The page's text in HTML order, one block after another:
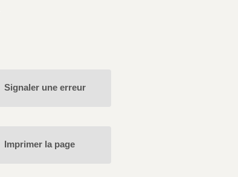
Signaler une erreur
Imprimer la page